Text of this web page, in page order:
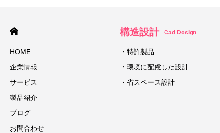
HOME
企業情報
サービス
製品紹介
ブログ
お問合わせ
構造設計 Cad Design
・特許製品
・環境に配慮した設計
・省スペース設計